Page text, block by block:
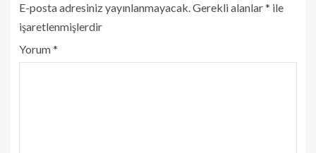
E-posta adresiniz yayınlanmayacak.Gerekli alanlar* ile
işaretlenmişlerdir
Yorum*